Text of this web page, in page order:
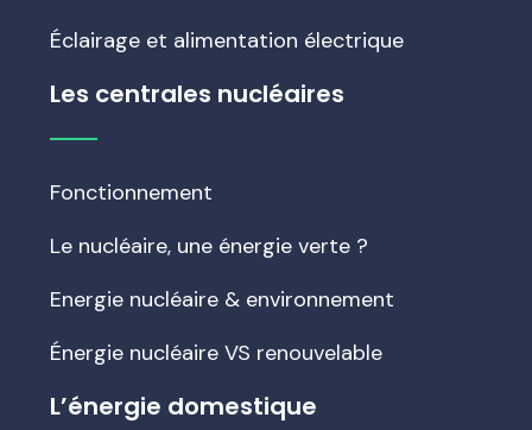
Éclairage et alimentation électrique
Les centrales nucléaires
Fonctionnement
Le nucléaire, une énergie verte ?
Energie nucléaire & environnement
Énergie nucléaire VS renouvelable
L’énergie domestique